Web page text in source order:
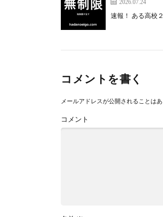
2026.07.24
速報！ ある高校
コメントを書く
メールアドレスが公開されることはあ
コメント